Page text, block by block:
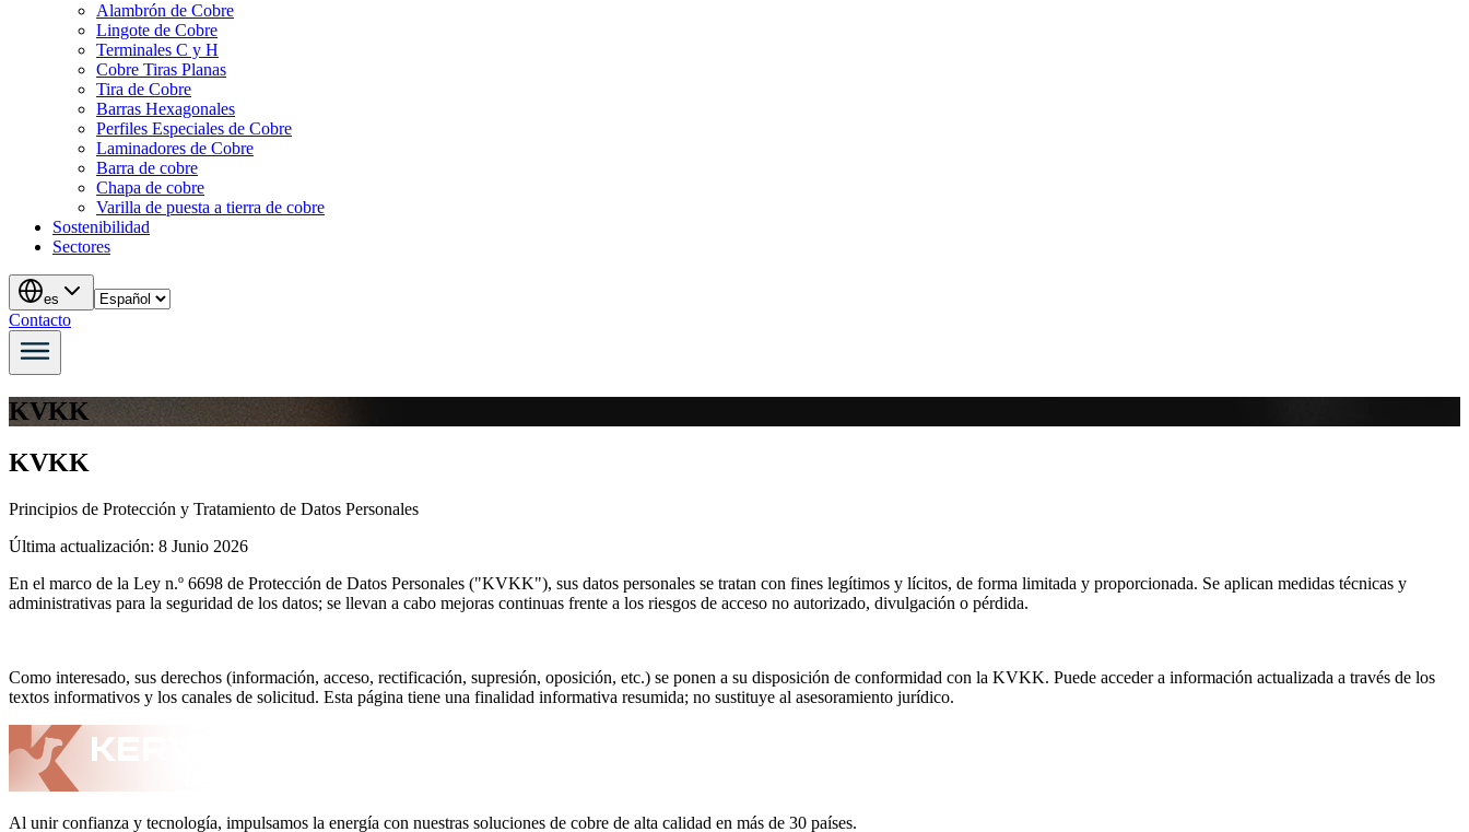
Alambrón de Cobre
Lingote de Cobre
Terminales C y H
Cobre Tiras Planas
Tira de Cobre
Barras Hexagonales
Perfiles Especiales de Cobre
Laminadores de Cobre
Barra de cobre
Chapa de cobre
Varilla de puesta a tierra de cobre
Sostenibilidad
Sectores
es
Contacto
KVKK
KVKK
Principios de Protección y Tratamiento de Datos Personales
Última actualización: 8 Junio 2026
En el marco de la Ley n.º 6698 de Protección de Datos Personales ("KVKK"), sus datos personales se tratan con fines legítimos y lícitos, de forma limitada y proporcionada. Se aplican medidas técnicas y
administrativas para la seguridad de los datos; se llevan a cabo mejoras continuas frente a los riesgos de acceso no autorizado, divulgación o pérdida.
Como interesado, sus derechos (información, acceso, rectificación, supresión, oposición, etc.) se ponen a su disposición de conformidad con la KVKK. Puede acceder a información actualizada a través de los
textos informativos y los canales de solicitud. Esta página tiene una finalidad informativa resumida; no sustituye al asesoramiento jurídico.
Al unir confianza y tecnología, impulsamos la energía con nuestras soluciones de cobre de alta calidad en más de 30 países.